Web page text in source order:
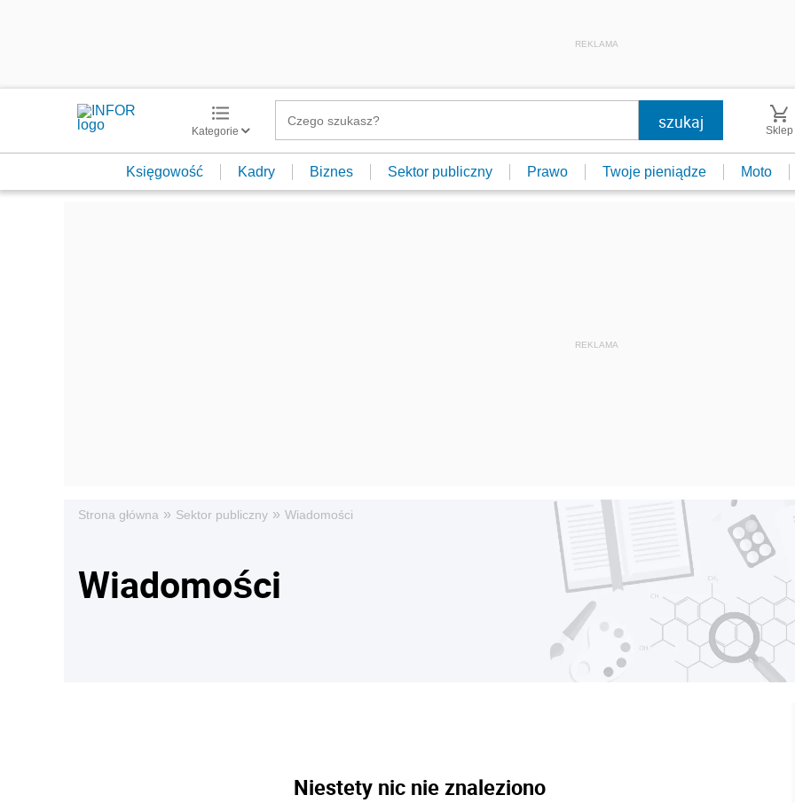
REKLAMA
Kategorie Sklep
Księgowość Kadry Biznes Sektor publiczny Prawo Twoje pieniądze Moto
Strona główna » Sektor publiczny » Wiadomości
Wiadomości
Niestety nic nie znaleziono